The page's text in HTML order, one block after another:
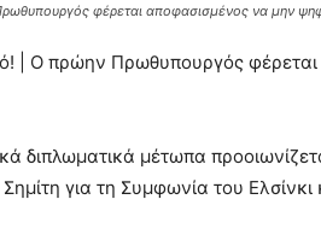
φέρεται αποφασισμένος να μην
| Ο πρώην Πρωθυπουργός
διπλωματικά μέτωπα
για τη Συμφωνία του